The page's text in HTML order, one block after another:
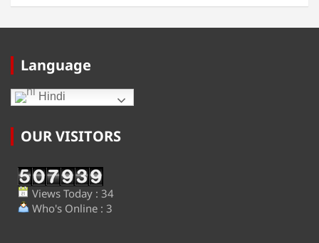
Language
Hindi
OUR VISITORS
Views Today : 34
Who's Online : 3